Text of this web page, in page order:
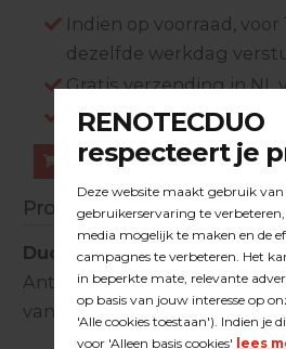
Indien op voorraad, voor
dezelfde werkdag
Gratis verzending in NL
Log in om prijzen te zien.
Bestellen
Productinformatie
Duoline stofzuigerslang
Antistatische kunststof
van Numatic NDD 900(A).